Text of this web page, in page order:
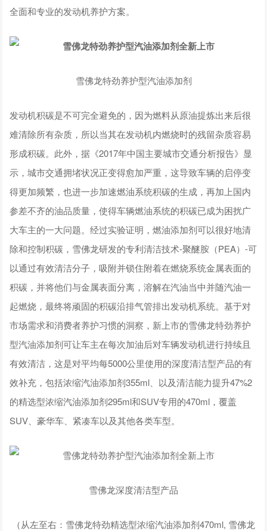
全面和专业的发动机养护方案。
雪佛龙特劲养护型汽油添加剂
发动机积碳是不可完全避免的，因为燃料从原油提炼出来后很
难清除所有杂质，所以当其在发动机内燃烧时的残留杂质容易
形成积碳。此外，据《2017年中国主要城市交通分析报告》显
示，城市交通拥堵状况正变得愈加严重，这导致车辆的启停变
得更加频繁，也进一步加速燃油系统积碳的生成，再加上国内
参差不齐的油品质量，使得车辆燃油系统的积碳已成为困扰广
大车主的一大问题。经过实验证明，燃油添加剂可以很好地清
除和控制积碳，雪佛龙研发的专利清洁技术-聚醚胺（PEA）-可
以通过有效清洁分子，吸附并锁住附着在燃烧系统金属表面的
积碳，并将他们与金属表面分离，溶解在汽油当中并随汽油一
起燃烧，最终将顽固的积碳沿排气管排出发动机系统。基于对
市场需求和消费者养护习惯的洞察，新上市的雪佛龙特劲养护
型汽油添加剂可让车主在每次加油后对车辆发动机进行持续且
有效清洁，这是对平均每5000公里使用的深度清洁型产品的有
效补充，包括浓缩汽油添加剂355ml、以及清洁能力提升47%2
的精选型浓缩汽油添加剂295ml和SUV专用的470ml，覆盖
SUV、豪华车、紧凑车以及其他各类车型。
雪佛龙深度清洁型产品
（从左至右：雪佛龙特劲精选型浓缩汽油添加剂470ml, 雪佛龙